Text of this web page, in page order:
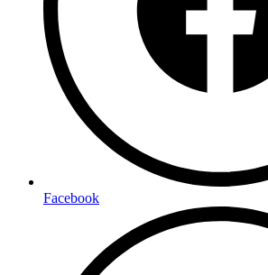
Facebook